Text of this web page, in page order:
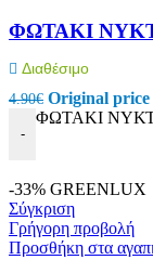
ΦΩΤΑΚΙ
Διαθέσιμο
4.90€ Original price
-
ΦΩΤΑΚΙ
-33% GREENLUX
Σύγκριση
Γρήγορη προβολή
Προσθήκη στα